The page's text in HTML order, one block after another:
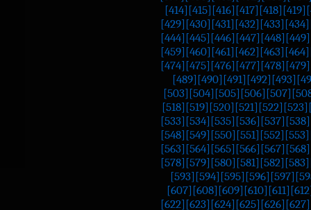
[414] [415] [416] [417] [418] [419]
[429] [430] [431] [432] [433] [434]
[444] [445] [446] [447] [448] [449]
[459] [460] [461] [462] [463] [464]
[474] [475] [476] [477] [478] [479]
[489] [490] [491] [492] [493]
[503] [504] [505] [506] [507]
[518] [519] [520] [521] [522] [523]
[533] [534] [535] [536] [537] [538]
[548] [549] [550] [551] [552] [553]
[563] [564] [565] [566] [567] [568]
[578] [579] [580] [581] [582] [583]
[593] [594] [595] [596] [597]
[607] [608] [609] [610] [611]
[622] [623] [624] [625] [626] [627]